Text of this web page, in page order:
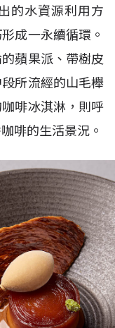
的水資源利用方
成一永續循環。
蘋果派、帶樹皮
所流經的山毛櫸
啡冰淇淋，則呼
啡的生活景況。